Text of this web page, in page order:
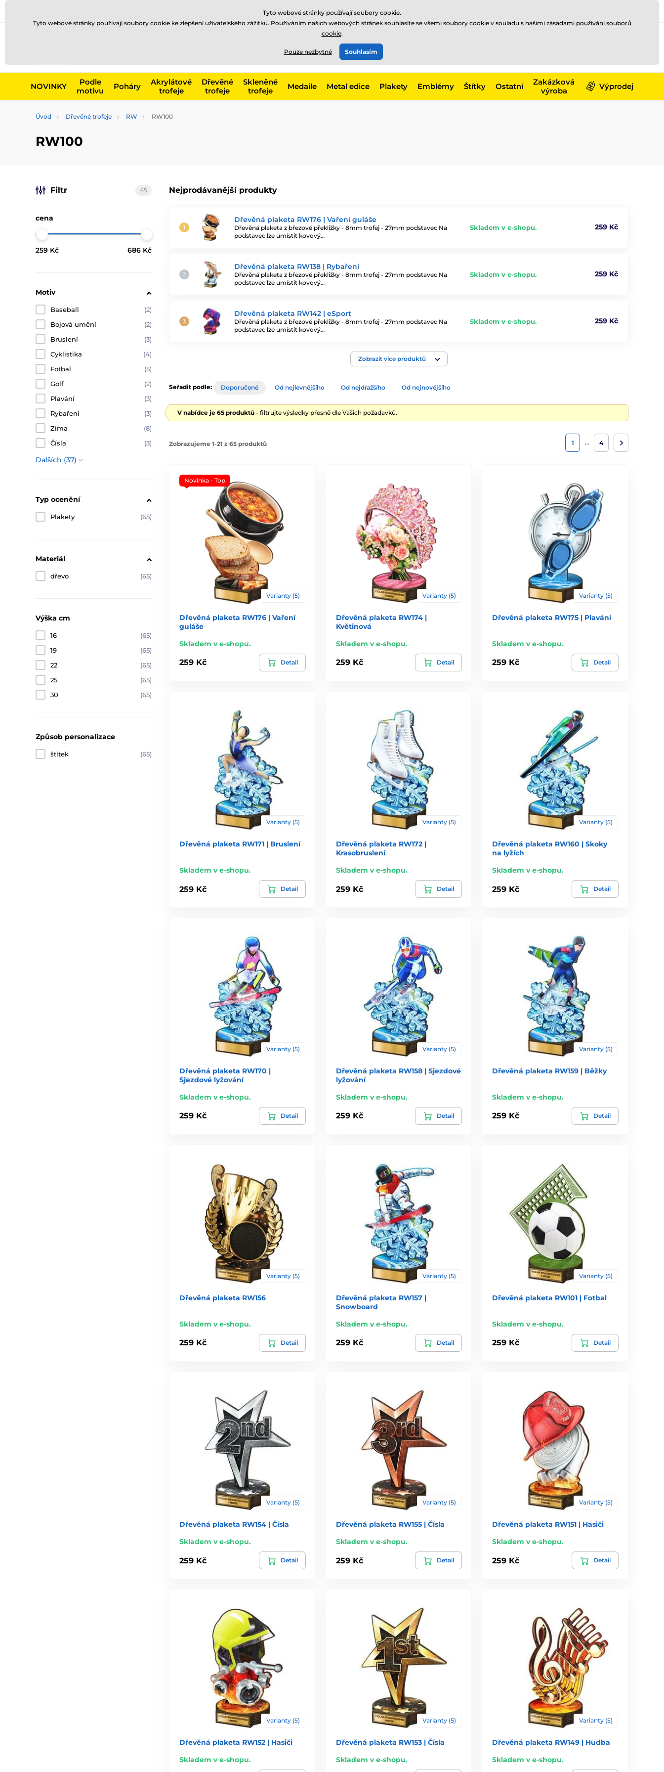
775 400 255
Zavolejte nám
NOVINKY
Podle
motivu
Poháry
Akrylátové
trofeje
Dřevěné
trofeje
Skleněné
trofeje
Medaile Metal edice Plakety Emblémy Štítky Ostatní
Zakázková
výroba
Výprodej
Úvod Dřevěné trofeje RW RW100
RW100
Nejprodávanější produkty
Dřevěná plaketa RW176 | Vaření guláše
Dřevěná plaketa z březové překližky - 8mm trofej - 27mm podstavec Na
podstavec lze umístit kovový…
Skladem v e-shopu. 259 Kč
Dřevěná plaketa RW138 | Rybaření
Dřevěná plaketa z březové překližky - 8mm trofej - 27mm podstavec Na
podstavec lze umístit kovový…
Skladem v e-shopu. 259 Kč
Dřevěná plaketa RW142 | eSport
Dřevěná plaketa z březové překližky - 8mm trofej - 27mm podstavec Na
podstavec lze umístit kovový…
Skladem v e-shopu. 259 Kč
Zobrazit více produktů
Filtr 65
cena
259 Kč 686 Kč
Motiv
Baseball
(2)
Bojová umění
(2)
Bruslení
(3)
Cyklistika
(4)
Fotbal
(5)
Golf
(2)
Plavání
(3)
Rybaření
(3)
Zima
(8)
Čísla
(3)
Dalších (37)
Typ ocenění
Plakety (65)
Materiál
dřevo (65)
Výška cm
16
(65)
19
(65)
22
(65)
25
(65)
30
(65)
Způsob personalizace
štítek (65)
Seřadit podle: Doporučené Od nejlevnějšího Od nejdražšího Od nejnovějšího
V nabídce je 65 produktů - filtrujte výsledky přesně dle Vašich požadavků.
Zobrazujeme 1-21 z 65 produktů 1 … 4
Novinka - Top
Varianty (5)
Dřevěná plaketa RW176 | Vaření
guláše
Skladem v e-shopu.
259 Kč Detail
Varianty (5)
Dřevěná plaketa RW174 |
Květinová
Skladem v e-shopu.
259 Kč Detail
Varianty (5)
Dřevěná plaketa RW175 | Plavání
Skladem v e-shopu.
259 Kč Detail
Varianty (5)
Dřevěná plaketa RW171 | Bruslení
Skladem v e-shopu.
259 Kč Detail
Varianty (5)
Dřevěná plaketa RW172 |
Krasobruslení
Skladem v e-shopu.
259 Kč Detail
Varianty (5)
Dřevěná plaketa RW160 | Skoky
na lyžích
Skladem v e-shopu.
259 Kč Detail
Varianty (5)
Dřevěná plaketa RW170 |
Sjezdové lyžování
Skladem v e-shopu.
259 Kč Detail
Varianty (5)
Dřevěná plaketa RW158 | Sjezdové
lyžování
Skladem v e-shopu.
259 Kč Detail
Varianty (5)
Dřevěná plaketa RW159 | Běžky
Skladem v e-shopu.
259 Kč Detail
Varianty (5)
Dřevěná plaketa RW156
Skladem v e-shopu.
259 Kč Detail
Varianty (5)
Dřevěná plaketa RW157 |
Snowboard
Skladem v e-shopu.
259 Kč Detail
Varianty (5)
Dřevěná plaketa RW101 | Fotbal
Skladem v e-shopu.
259 Kč Detail
Varianty (5)
Dřevěná plaketa RW154 | Čísla
Skladem v e-shopu.
259 Kč Detail
Varianty (5)
Dřevěná plaketa RW155 | Čísla
Skladem v e-shopu.
259 Kč Detail
Varianty (5)
Dřevěná plaketa RW151 | Hasiči
Skladem v e-shopu.
259 Kč Detail
Varianty (5)
Dřevěná plaketa RW152 | Hasiči
Skladem v e-shopu.
Varianty (5)
Dřevěná plaketa RW153 | Čísla
Skladem v e-shopu.
Varianty (5)
Dřevěná plaketa RW149 | Hudba
Skladem v e-shopu.
Tyto webové stránky používají soubory cookie.
Tyto webové stránky používají soubory cookie ke zlepšení uživatelského zážitku. Používáním našich webových stránek souhlasíte se všemi soubory cookie v souladu s našimi zásadami používání souborů
cookie.
Pouze nezbytné Souhlasím